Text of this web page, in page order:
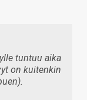
tuntuu aika
on kuitenkin